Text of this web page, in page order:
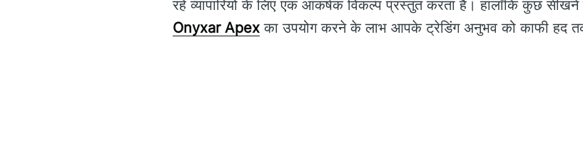
रहे व्यापारियों के लिए एक आकर्षक विकल्प प्रस्तुत करता है। हालाँकि कुछ
Onyxar Apex का उपयोग करने के लाभ आपके ट्रेडिंग अनुभव को काफी हद